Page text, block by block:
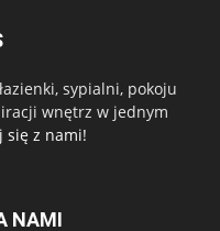
sypialni, pokoju
wnętrz w jednym
się z nami!
NAMI